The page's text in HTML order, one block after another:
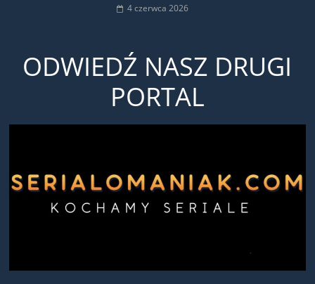
4 czerwca 2026
ODWIEDŹ NASZ DRUGI
PORTAL